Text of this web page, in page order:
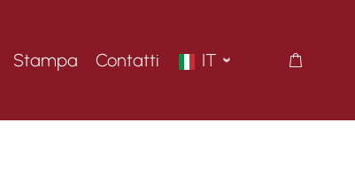
Stampa Contatti IT